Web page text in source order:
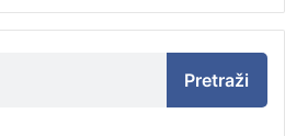
Pretraži